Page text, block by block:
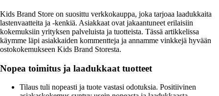
Kids Brand Store on suosittu verkkokauppa, joka tarjoaa laadukkaita
lastenvaatteita ja -kenkiä. Asiakkaat ovat jakaantuneet erilaisiin
kokemuksiin yrityksen palveluista ja tuotteista. Tässä artikkelissa
käymme läpi asiakkaiden kommentteja ja annamme vinkkejä hyvään
ostokokemukseen Kids Brand Storesta.
Nopea toimitus ja laadukkaat tuotteet
Tilaus tuli nopeasti ja tuote vastasi odotuksia. Positiivinen